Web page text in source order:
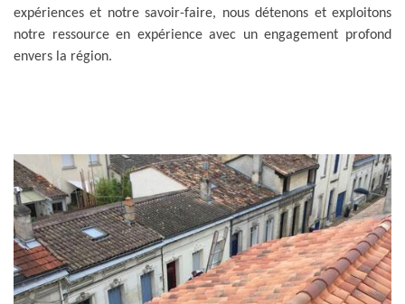
expériences et notre savoir-faire, nous détenons et exploitons
notre ressource en expérience avec un engagement profond
envers la région.